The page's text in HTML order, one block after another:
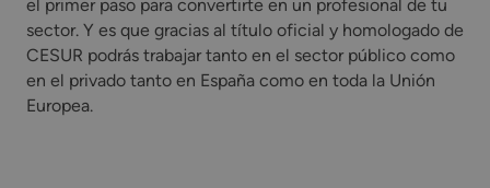
el primer paso para convertirte en un profesional de tu
sector. Y es que gracias al título oficial y homologado de
CESUR podrás trabajar tanto en el sector público como
en el privado tanto en España como en toda la Unión
Europea.